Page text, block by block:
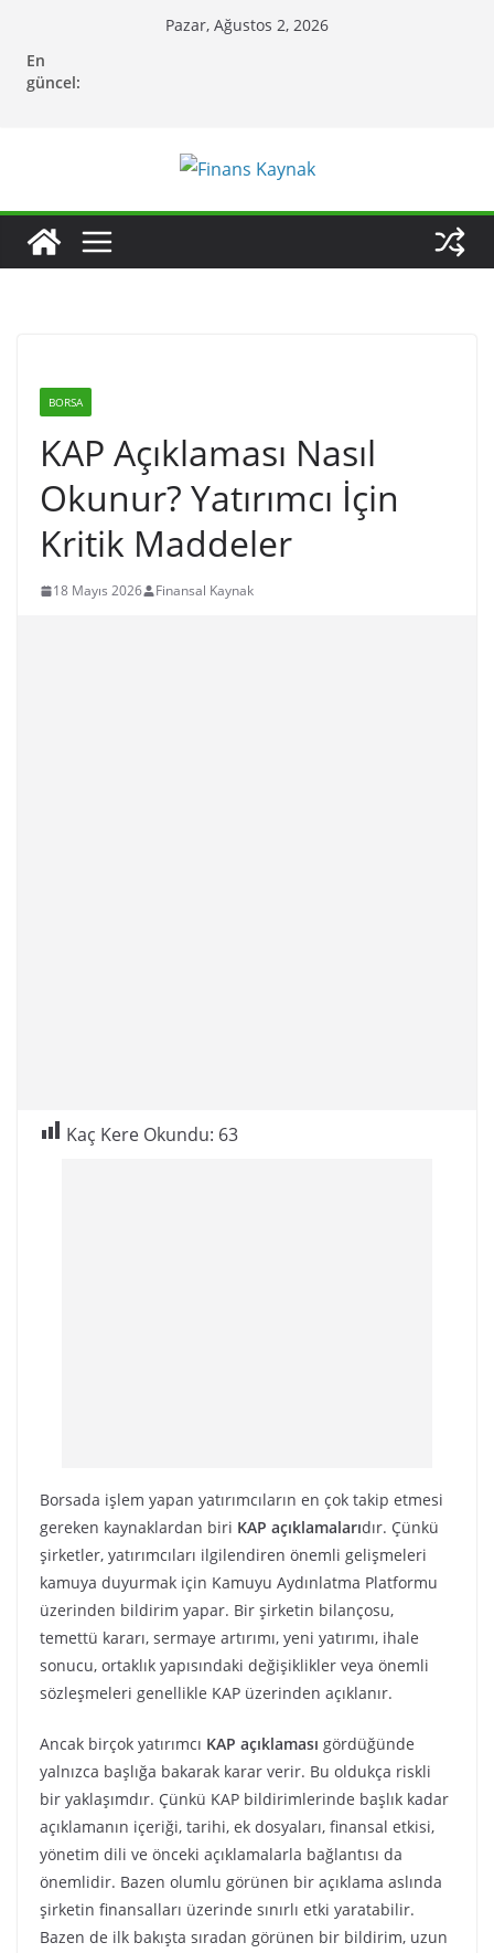
content
Pazar, Ağustos 2, 2026
En
güncel:
BORSA
KAP Açıklaması Nasıl
Okunur? Yatırımcı İçin
Kritik Maddeler
18 Mayıs 2026 Finansal Kaynak
Kaç Kere Okundu: 63
Borsada işlem yapan yatırımcıların en çok takip etmesi
gereken kaynaklardan biri KAP açıklamalarıdır. Çünkü
şirketler, yatırımcıları ilgilendiren önemli gelişmeleri
kamuya duyurmak için Kamuyu Aydınlatma Platformu
üzerinden bildirim yapar. Bir şirketin bilançosu,
temettü kararı, sermaye artırımı, yeni yatırımı, ihale
sonucu, ortaklık yapısındaki değişiklikler veya önemli
sözleşmeleri genellikle KAP üzerinden açıklanır.
Ancak birçok yatırımcı KAP açıklaması gördüğünde
yalnızca başlığa bakarak karar verir. Bu oldukça riskli
bir yaklaşımdır. Çünkü KAP bildirimlerinde başlık kadar
açıklamanın içeriği, tarihi, ek dosyaları, finansal etkisi,
yönetim dili ve önceki açıklamalarla bağlantısı da
önemlidir. Bazen olumlu görünen bir açıklama aslında
şirketin finansalları üzerinde sınırlı etki yaratabilir.
Bazen de ilk bakışta sıradan görünen bir bildirim, uzun